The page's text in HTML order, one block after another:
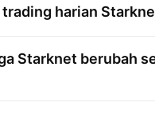
harian
Starknet berubah